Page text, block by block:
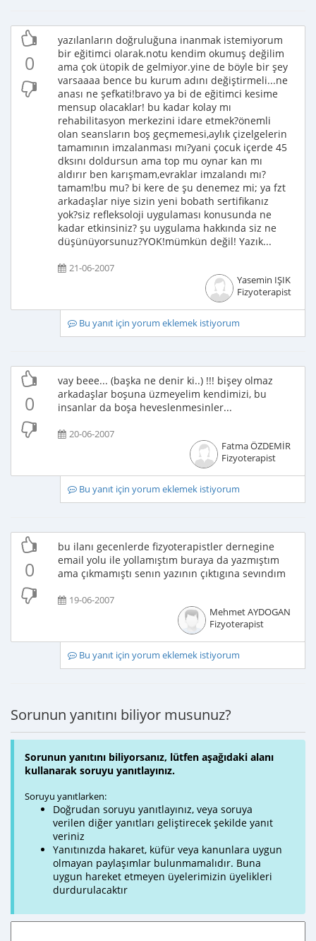
0
yazılanların doğruluğuna inanmak istemiyorum
bir eğitimci olarak.notu kendim okumuş değilim
ama çok ütopik de gelmiyor.yine de böyle bir şey
varsaaaa bence bu kurum adını değiştirmeli...ne
anası ne şefkati!bravo ya bi de eğitimci kesime
mensup olacaklar! bu kadar kolay mı
rehabilitasyon merkezini idare etmek?önemli
olan seansların boş geçmemesi,aylık çizelgelerin
tamamının imzalanması mı?yani çocuk içerde 45
dksını doldursun ama top mu oynar kan mı
aldırır ben karışmam,evraklar imzalandı mı?
tamam!bu mu? bi kere de şu denemez mi; ya fzt
arkadaşlar niye sizin yeni bobath sertifikanız
yok?siz refleksoloji uygulaması konusunda ne
kadar etkinsiniz? şu uygulama hakkında siz ne
düşünüyorsunuz?YOK!mümkün değil! Yazık...
21-06-2007
Yasemin IŞIK
Fizyoterapist
Bu yanıt için yorum eklemek istiyorum
0
vay beee... (başka ne denir ki..) !!! bişey olmaz
arkadaşlar boşuna üzmeyelim kendimizi, bu
insanlar da boşa heveslenmesinler...
20-06-2007
Fatma ÖZDEMİR
Fizyoterapist
Bu yanıt için yorum eklemek istiyorum
0
bu ilanı gecenlerde fizyoterapistler dernegine
email yolu ile yollamıştım buraya da yazmıştım
ama çıkmamıştı senın yazının çıktıgına sevındım
19-06-2007
Mehmet AYDOGAN
Fizyoterapist
Bu yanıt için yorum eklemek istiyorum
Sorunun yanıtını biliyor musunuz?
Sorunun yanıtını biliyorsanız, lütfen aşağıdaki alanı
kullanarak soruyu yanıtlayınız.
Soruyu yanıtlarken:
Doğrudan soruyu yanıtlayınız, veya soruya
verilen diğer yanıtları geliştirecek şekilde yanıt
veriniz
Yanıtınızda hakaret, küfür veya kanunlara uygun
olmayan paylaşımlar bulunmamalıdır. Buna
uygun hareket etmeyen üyelerimizin üyelikleri
durdurulacaktır